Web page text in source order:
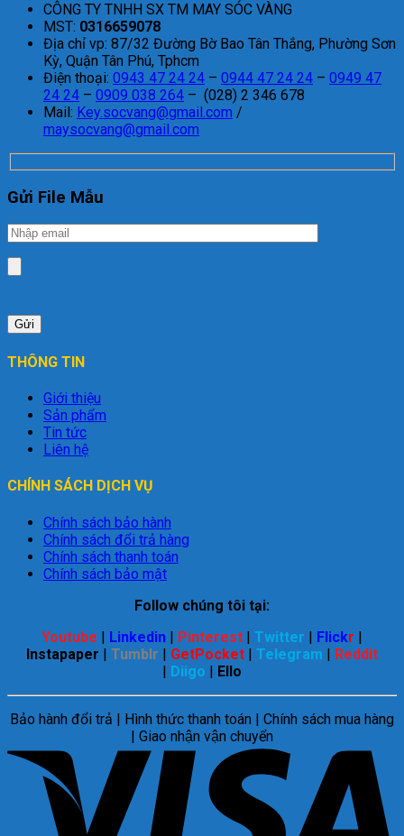
CÔNG TY TNHH SX TM MAY SÓC VÀNG
MST: 0316659078
Địa chỉ vp: 87/32 Đường Bờ Bao Tân Thắng, Phường Sơn
Kỳ, Quận Tân Phú, Tphcm
Điện thoại: 0943 47 24 24 – 0944 47 24 24 – 0949 47
24 24 – 0909 038 264 – (028) 2 346 678
Mail: Key.socvang@gmail.com /
maysocvang@gmail.com
Gửi File Mẫu
THÔNG TIN
Giới thiệu
Sản phẩm
Tin tức
Liên hệ
CHÍNH SÁCH DỊCH VỤ
Chính sách bảo hành
Chính sách đổi trả hàng
Chính sách thanh toán
Chính sách bảo mật
Follow chúng tôi tại:
Youtube | Linkedin | Pinterest | Twitter | Flickr |
Instapaper | Tumblr | GetPocket | Telegram | Reddit
| Diigo | Ello
Bảo hành đổi trả | Hình thức thanh toán | Chính sách mua hàng
| Giao nhận vận chuyển